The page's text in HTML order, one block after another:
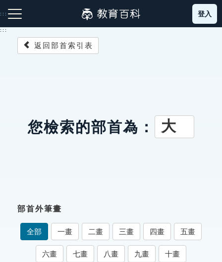
到
主
:::
成語故事
索引選單
知識索引
登入
:::
返回部首索引表
您檢索的部首為： 大
部首外筆畫
全部 一畫 二畫 三畫 四畫 五畫
六畫 七畫 八畫 九畫 十畫